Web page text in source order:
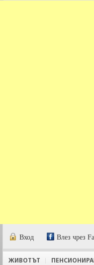
Вход Влез чрез
ЖИВОТЪТ